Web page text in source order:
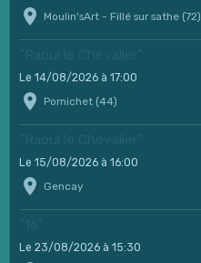
Moulin'sArt - Fillé sur sathe (72)
"Raoul le Chevalier"
Le 14/08/2026 à 17:00
Pornichet (44)
"Raoul le Chevalier"
Le 15/08/2026 à 16:00
Gencay
"16"
Le 23/08/2026 à 15:30